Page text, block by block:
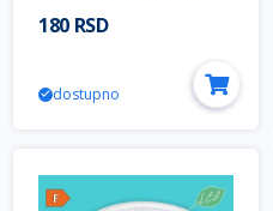
180 RSD
dostupno